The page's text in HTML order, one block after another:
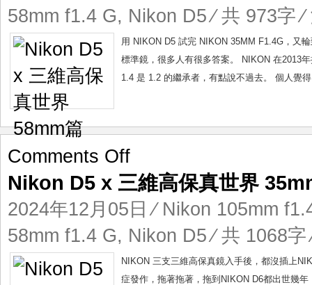
維
高
保
真
界
58mm f1.4 G, Nikon D5⁄ 共 973字
用 NIKON D5 試完 NIKON 35MM F1.4G，又
標準鏡，很多人有很多答案。 NIKON 在2013
1.4 是 1.2 的繼承者，有點說不過去。 個人覺
Comments Offon
D5
三
維
高
保
真
Nikon D5 x 三維高保真世界
2024年12月05日 ⁄ Nikon 105mm
58mm f1.4 G, Nikon D5⁄ 共 1068
NIKON 三支三維高保真鏡入手後，都沒插上
症發作，拖著拖著，拖到NIKON D6都出世幾